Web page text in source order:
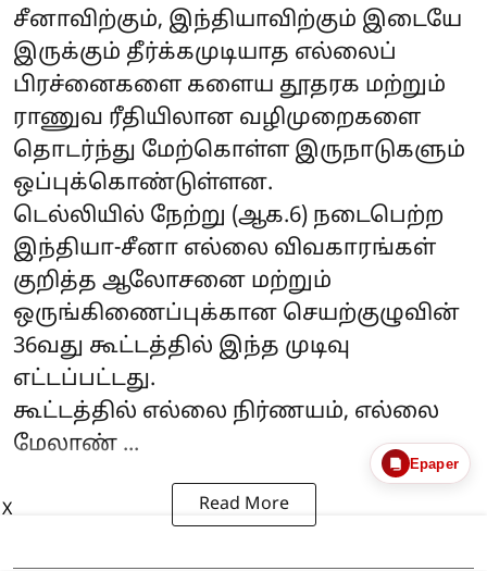
சீனாவிற்கும், இந்தியாவிற்கும் இடையே
இருக்கும் தீர்க்கமுடியாத எல்லைப்
பிரச்னைகளை களைய தூதரக மற்றும்
ராணுவ ரீதியிலான வழிமுறைகளை
தொடர்ந்து மேற்கொள்ள இருநாடுகளும்
ஒப்புக்கொண்டுள்ளன.
டெல்லியில் நேற்று (ஆக.6) நடைபெற்ற
இந்தியா-சீனா எல்லை விவகாரங்கள்
குறித்த ஆலோசனை மற்றும்
ஒருங்கிணைப்புக்கான செயற்குழுவின்
36வது கூட்டத்தில் இந்த முடிவு
எட்டப்பட்டது.
கூட்டத்தில் எல்லை நிர்ணயம், எல்லை
மேலாண் ...
Read More
Epaper
X